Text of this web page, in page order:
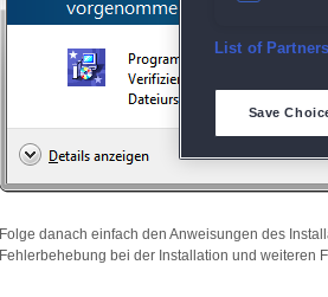
Folge danach einfach den Anweisungen des
Fehlerbehebung bei der Installation und weiteren
Match
List of
Save